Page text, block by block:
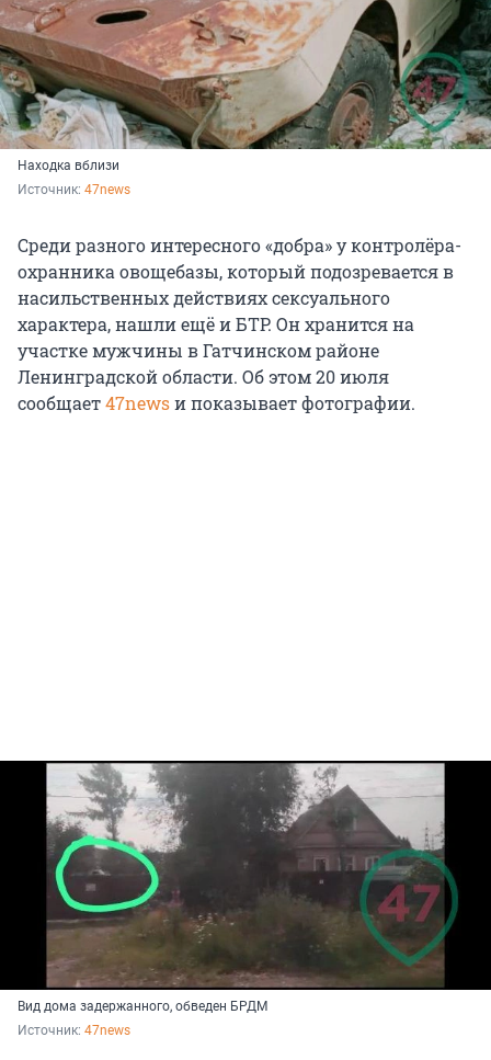
Находка вблизи
Источник: 47news
Среди разного интересного «добра» у контролёра-
охранника овощебазы, который подозревается в
насильственных действиях сексуального
характера, нашли ещё и БТР. Он хранится на
участке мужчины в Гатчинском районе
Ленинградской области. Об этом 20 июля
сообщает47newsи показывает фотографии.
Вид дома задержанного, обведен БРДМ
Источник: 47news